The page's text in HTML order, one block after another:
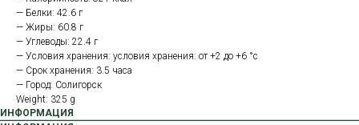
— Белки: 42.6 г
— Жиры: 60.8 г
— Углеводы: 22.4 г
— Условия хранения: условия хранения: от +2 до +6 °с
— Срок хранения: 3.5 часа
— Город: Солигорск
Weight: 325 g
ИНФОРМАЦИЯ